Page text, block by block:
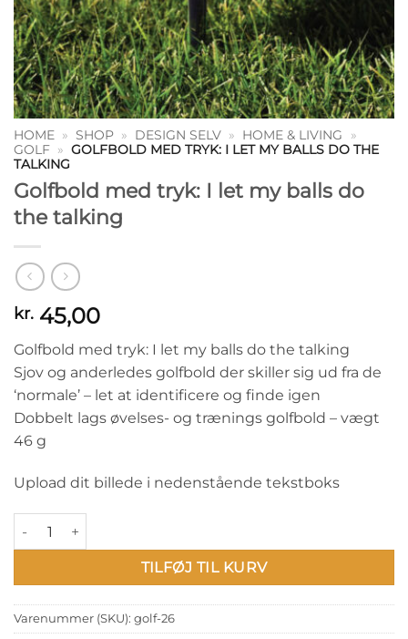
HOME » SHOP » DESIGN SELV » HOME & LIVING
»
GOLF » GOLFBOLD MED TRYK: I LET MY BALLS DO THE
TALKING
Golfbold med tryk: I let my balls do
the talking
kr. 45,00
Golfbold med tryk: I let my balls do the talking
Sjov og anderledes golfbold der skiller sig ud fra de
‘normale’ – let at identificere og finde igen
Dobbelt lags øvelses- og trænings golfbold – vægt
46 g
Upload dit billede i nedenstående tekstboks
Golfbold med tryk: I let my balls do the talking antal
TILFØJ TIL KURV
Varenummer (SKU): golf-26